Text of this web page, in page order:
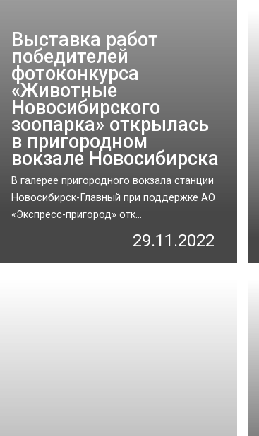
Выставка работ
победителей
фотоконкурса
«Животные
Новосибирского
зоопарка» открылась
в пригородном
вокзале Новосибирска
В галерее пригородного вокзала станции
Новосибирск-Главный при поддержке АО
«Экспресс-пригород» отк...
29.11.2022